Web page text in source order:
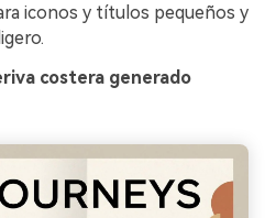
iconos y títulos pequeños y
costera generado